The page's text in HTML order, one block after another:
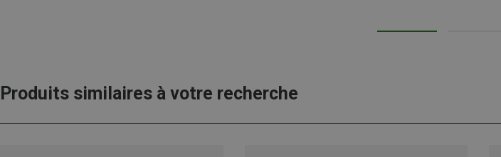
Produits similaires à votre recherche